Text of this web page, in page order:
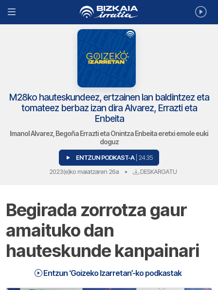
M28ko hauteskundeez, ertzainen lan baldintzez eta
tomateez berbaz izan dira Alvarez, Errazti eta
Enbeita
Imanol Alvarez, Begoña Errazti eta Onintza Enbeita eretxi emole euki
doguz
ENTZUN PODKAST-A | 24:35
2023(e)ko maiatzaren 26a • DESKARGATU
Begirada zorrotza gaur
amaituko dan
hauteskunde kanpainari
Entzun ‘Goizeko Izarretan’-ko podkastak